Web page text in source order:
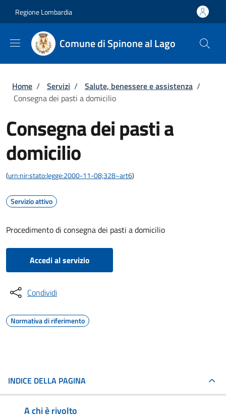
Regione Lombardia
Comune di Spinone al Lago
Briciole di pane
Home / Servizi / Salute, benessere e assistenza /
Consegna dei pasti a domicilio
Consegna dei pasti a
domicilio
(urn:nir:stato:legge:2000-11-08;328~art6)
Servizio attivo
Procedimento di consegna dei pasti a domicilio
Accedi al servizio
Condividi
Normativa di riferimento
INDICE DELLA PAGINA
A chi è rivolto